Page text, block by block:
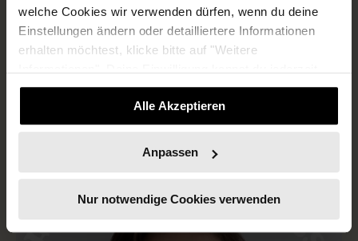
welche Cookies wir verwenden dürfen, wenn du deine
Einstellungen ändern oder detailliertere Informationen
erhalten möchtest, klicke bitte auf "Weitere
widerrufen.
Alle Akzeptieren
Anpassen
Nur notwendige Cookies verwenden
Astronauten abschauen sollten -
mit Isabella Wiedmann